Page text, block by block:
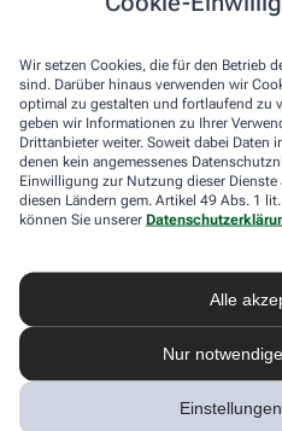
Wir setzen Cookies, die für den Betrieb
sind. Darüber hinaus verwenden wir
optimal zu gestalten und fortlaufend zu
geben wir Informationen zu Ihrer
Drittanbieter weiter. Soweit dabei Daten
denen kein angemessenes
Einwilligung zur Nutzung dieser Dienste
diesen Ländern gem. Artikel 49 Abs. 1
können Sie unserer
Alle
Nur